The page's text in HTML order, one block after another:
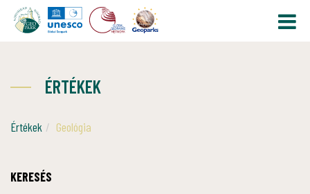
ÉRTÉKEK
Értékek Geológia
KERESÉS